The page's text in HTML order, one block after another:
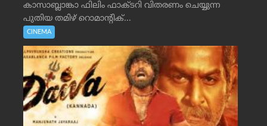
കാസാബ്ലാങ്കാ ഫിലിം ഫാക്ടറി വിതരണം ചെയ്യുന്ന
പുതിയ തമിഴ് റൊമാന്റിക്...
CINEMA